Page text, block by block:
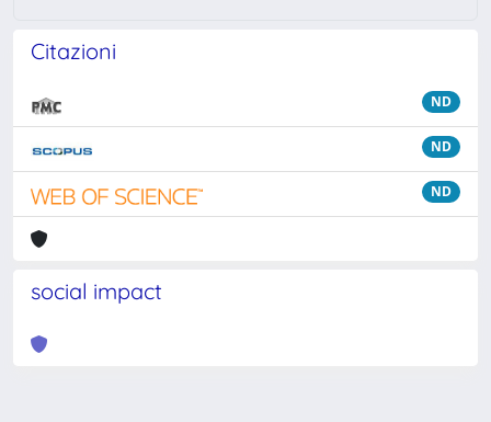
Citazioni
ND
ND
ND
social impact